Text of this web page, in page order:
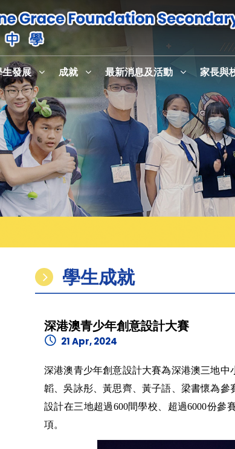
生發展 成就 最新消息及活動 家長與
學生成就
深港澳青少年創意設計大賽
21 Apr, 2024
深港澳青少年創意設計大賽為深港澳三地
韜、吳詠彤、黃思齊、黃子語、梁書懷為
設計在三地超過600間學校、超過6000份
項。